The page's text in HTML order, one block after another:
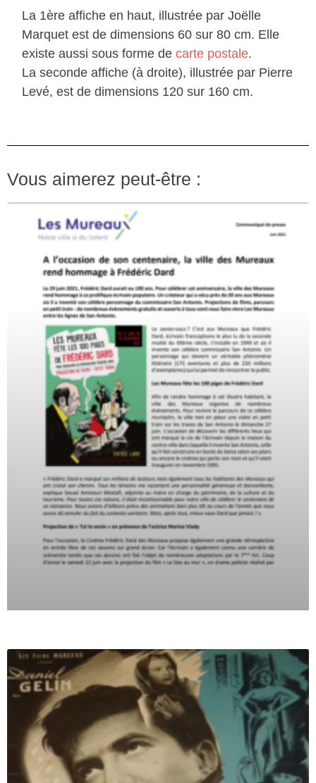
La 1ère affiche en haut, illustrée par Joëlle
Marquet est de dimensions 60 sur 80 cm. Elle
existe aussi sous forme de carte postale.
La seconde affiche (à droite), illustrée par Pierre
Levé, est de dimensions 120 sur 160 cm.
Vous aimerez peut-être :